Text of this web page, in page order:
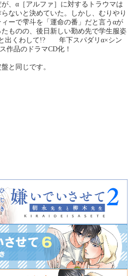
、α［アルファ］に対するトラウマは
ないと決めていた。しかし、むりやり
ーで雫斗を「運命の番」だと言うαが
ものの、後日新しい勤め先で学生服姿
出くわして!? 年下スパダリα×シン
作品のドラマCD化！
と同じです。